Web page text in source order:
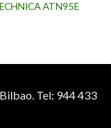
ATN95E
Tel: 944 433